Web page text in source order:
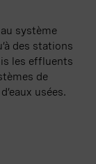
système
des stations
les effluents
de
usées.